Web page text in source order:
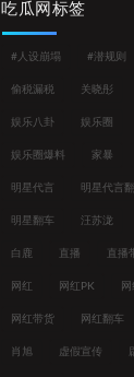
吃瓜网标签
#人设崩塌 #潜规则
偷税漏税 关晓彤
娱乐八卦 娱乐圈
娱乐圈爆料 家暴
明星代言 明星代言
明星翻车 汪苏泷
白鹿 直播 直播
网红 网红PK
网红带货 网红翻车
肖旭 虚假宣传